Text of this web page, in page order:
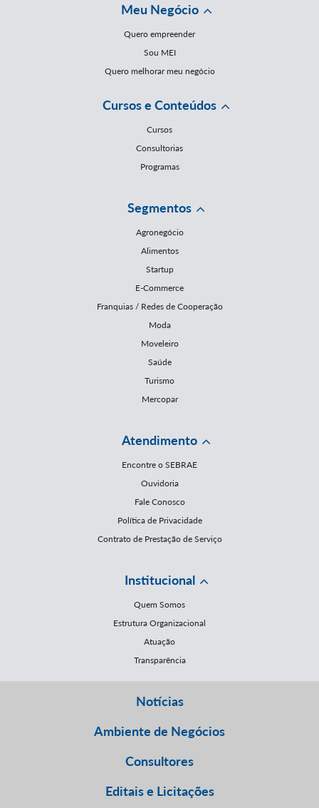
Meu Negócio
Quero empreender
Sou MEI
Quero melhorar meu negócio
Cursos e Conteúdos
Cursos
Consultorias
Programas
Segmentos
Agronegócio
Alimentos
Startup
E-Commerce
Franquias / Redes de Cooperação
Moda
Moveleiro
Saúde
Turismo
Mercopar
Atendimento
Encontre o SEBRAE
Ouvidoria
Fale Conosco
Política de Privacidade
Contrato de Prestação de Serviço
Institucional
Quem Somos
Estrutura Organizacional
Atuação
Transparência
Notícias
Ambiente de Negócios
Consultores
Editais e Licitações